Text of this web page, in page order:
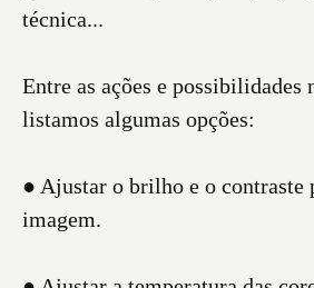
técnica...
Entre as ações e possibilidades
listamos algumas opções:
● Ajustar o brilho e o contraste
imagem.